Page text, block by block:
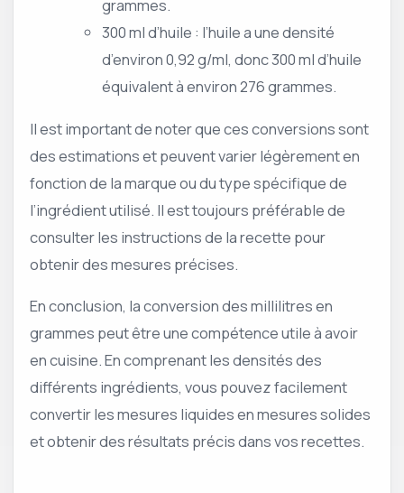
grammes.
300 ml d’huile : l’huile a une densité
d’environ 0,92 g/ml, donc 300 ml d’huile
équivalent à environ 276 grammes.
Il est important de noter que ces conversions sont
des estimations et peuvent varier légèrement en
fonction de la marque ou du type spécifique de
l’ingrédient utilisé. Il est toujours préférable de
consulter les instructions de la recette pour
obtenir des mesures précises.
En conclusion, la conversion des millilitres en
grammes peut être une compétence utile à avoir
en cuisine. En comprenant les densités des
différents ingrédients, vous pouvez facilement
convertir les mesures liquides en mesures solides
et obtenir des résultats précis dans vos recettes.